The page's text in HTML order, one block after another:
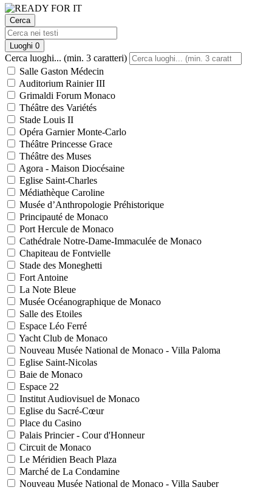
Cerca
Luoghi 0
Cerca luoghi... (min. 3 caratteri)
Salle Gaston Médecin
Auditorium Rainier III
Grimaldi Forum Monaco
Théâtre des Variétés
Stade Louis II
Opéra Garnier Monte-Carlo
Théâtre Princesse Grace
Théâtre des Muses
Agora - Maison Diocésaine
Eglise Saint-Charles
Médiathèque Caroline
Musée d’Anthropologie Préhistorique
Principauté de Monaco
Port Hercule de Monaco
Cathédrale Notre-Dame-Immaculée de Monaco
Chapiteau de Fontvielle
Stade des Moneghetti
Fort Antoine
La Note Bleue
Musée Océanographique de Monaco
Salle des Etoiles
Espace Léo Ferré
Yacht Club de Monaco
Nouveau Musée National de Monaco - Villa Paloma
Eglise Saint-Nicolas
Baie de Monaco
Espace 22
Institut Audiovisuel de Monaco
Eglise du Sacré-Cœur
Place du Casino
Palais Princier - Cour d'Honneur
Circuit de Monaco
Le Méridien Beach Plaza
Marché de La Condamine
Nouveau Musée National de Monaco - Villa Sauber